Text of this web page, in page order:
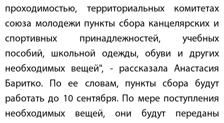
проходимостью, территориальных комитетах
союза молодежи пункты сбора канцелярских и
спортивных принадлежностей, учебных
пособий, школьной одежды, обуви и других
необходимых вещей", - рассказала Анастасия
Баритко. По ее словам, пункты сбора будут
работать до 10 сентября. По мере поступления
необходимых вещей, они будут переданы